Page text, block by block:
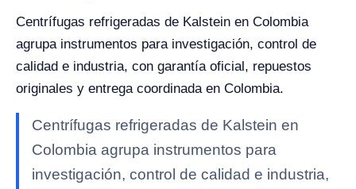
Centrífugas refrigeradas de Kalstein en Colombia
agrupa instrumentos para investigación, control de
calidad e industria, con garantía oficial, repuestos
originales y entrega coordinada en Colombia.
Centrífugas refrigeradas de Kalstein en
Colombia agrupa instrumentos para
investigación, control de calidad e industria,